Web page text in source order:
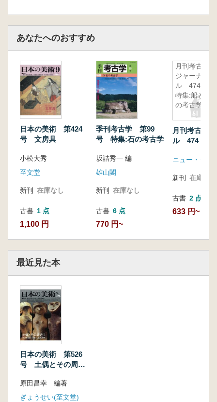
あなたへのおすすめ
日本の美術 第424
号 文房具
小松大秀
至文堂
新刊 在庫なし
古書 1 点
1,100 円
季刊考古学 第99
号 特集:石の考古学
坂詰秀一 編
雄山閣
新刊 在庫なし
古書 6 点
770 円~
月刊考古学
ジャーナ
ル 474
特集:船と港
の考古学
月刊考古学
ル 474 特
ニュー・サイ
新刊 在庫なし
古書 2 点
633 円~
最近見た本
日本の美術 第526
号 土偶とその周辺
原田昌幸 編著
ぎょうせい(至文堂)